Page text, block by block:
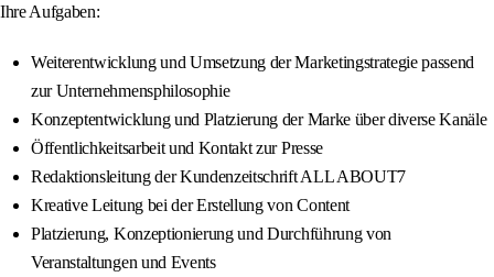
Ihre Aufgaben:
Weiterentwicklung und Umsetzung der Marketingstrategie passend
zur Unternehmensphilosophie
Konzeptentwicklung und Platzierung der Marke über diverse Kanäle
Öffentlichkeitsarbeit und Kontakt zur Presse
Redaktionsleitung der Kundenzeitschrift ALL ABOUT7
Kreative Leitung bei der Erstellung von Content
Platzierung, Konzeptionierung und Durchführung von
Veranstaltungen und Events